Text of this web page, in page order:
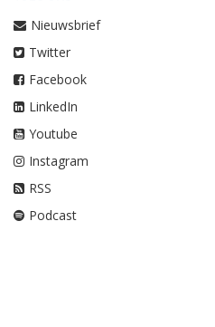
Nieuwsbrief
Twitter
Facebook
LinkedIn
Youtube
Instagram
RSS
Podcast